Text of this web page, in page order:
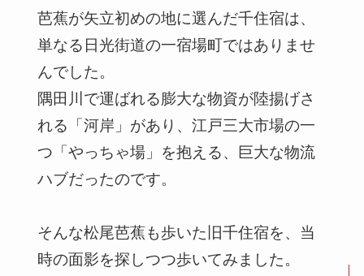
芭蕉が矢立初めの地に選んだ千住宿は、
単なる日光街道の一宿場町ではありませ
んでした。
隅田川で運ばれる膨大な物資が陸揚げさ
れる「河岸」があり、江戸三大市場の一
つ「やっちゃ場」を抱える、巨大な物流
ハブだったのです。
そんな松尾芭蕉も歩いた旧千住宿を、当
時の面影を探しつつ歩いてみました。